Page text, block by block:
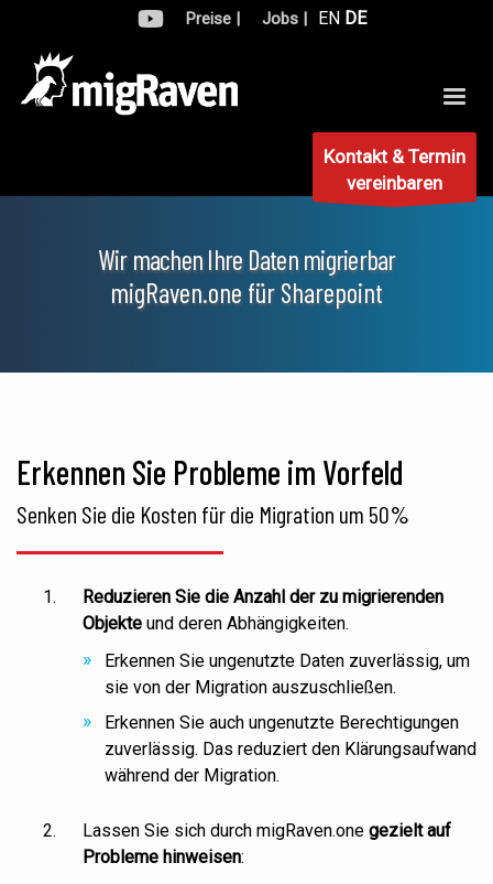
Preise | Jobs | EN DE
Kontakt & Termin
vereinbaren
Wir machen Ihre Daten migrierbar
migRaven.one für Sharepoint
Erkennen Sie Probleme im Vorfeld
Senken Sie die Kosten für die Migration um 50%
Reduzieren Sie die Anzahl der zu migrierenden
Objekte und deren Abhängigkeiten.
Erkennen Sie ungenutzte Daten zuverlässig, um
sie von der Migration auszuschließen.
Erkennen Sie auch ungenutzte Berechtigungen
zuverlässig. Das reduziert den Klärungsaufwand
während der Migration.
Lassen Sie sich durch migRaven.one gezielt auf
Probleme hinweisen: